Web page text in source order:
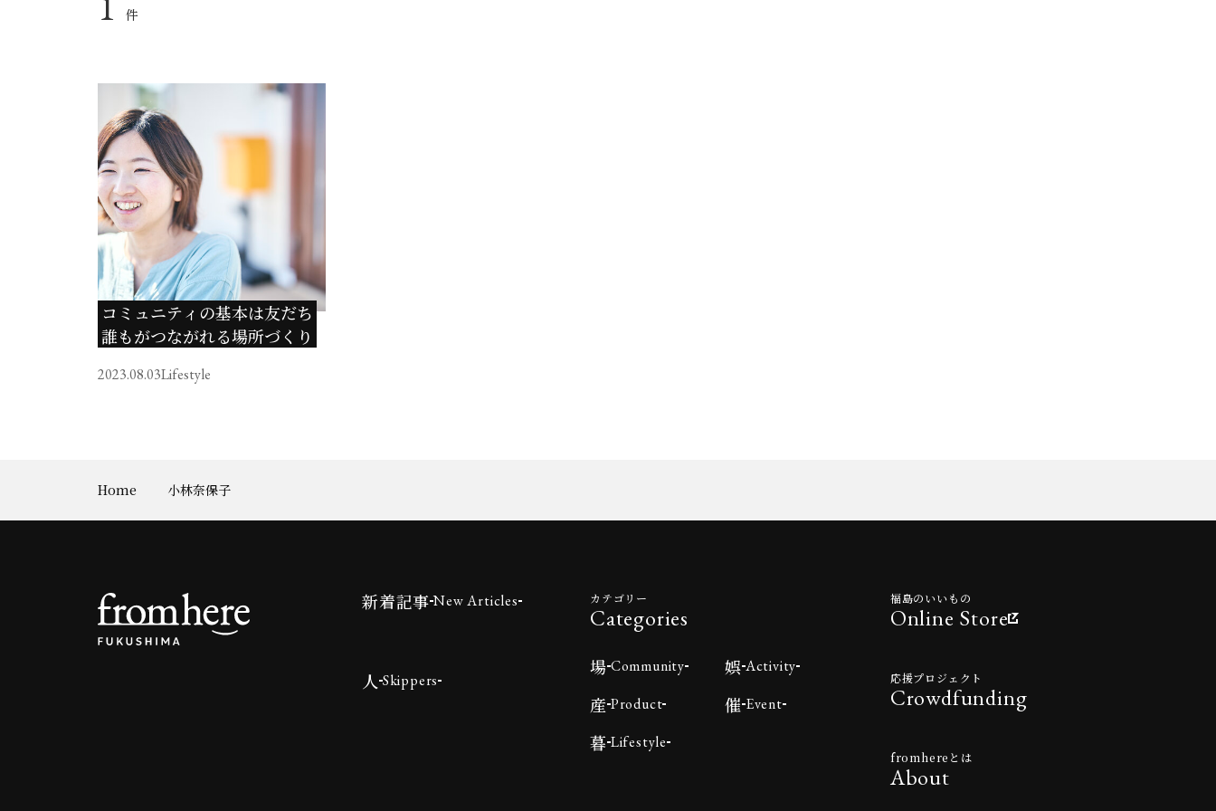
件
コミュニティの基本は友だち
誰もがつながれる場所づくり
2023.08.03Lifestyle
Home 小林奈保子
新着記事New Articles
人 Skippers
カテゴリー
Categories
場 Community 娯 Activity
産 Product 催 Event
暮 Lifestyle
福島のいいもの
Online Store
応援プロジェクト
Crowdfunding
fromhereとは
About